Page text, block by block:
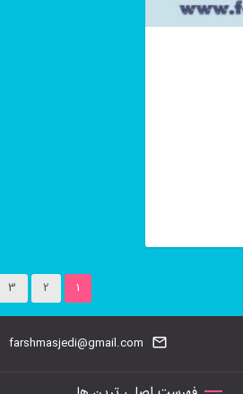
1
2
3
farshmasjedi@gmail.com